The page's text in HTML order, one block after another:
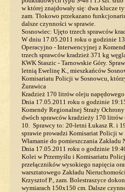
w której znajdowały się: dwa klucze
zam. Tłokowo przekazano
dalsze czynności w sprawie.
Sosnowiec: Ujęto trzech sprawców
W dniu 17.05.2011 roku o godzinie
Operacyjno - Interwencyjnej z
trzech sprawców kradzież 371 kg
KWK Staszic - Tarnowskie Góry.
letnią Ewelinę K., mieszkańców
Komisariatu Policji w Sosnowcu,
Żurawica
Kradzież 170 litrów oleju
Dnia 17.05.2011 roku o godzinie
Komendy Regionalnej Straży
dwóch sprawców kradzieży 170
10. Sprawcy to: 20-letni Łukasz R. i
sprawie prowadzi Komisariat Policji w
Włamanie do pomieszczania Zakładu
Dnia 17.05.2011 roku o godzinie
Kolei w Przemyślu i Komisariatu
przełączników wysokiego napięcia
warsztatowego Zakładu
Krzysztof P., zam. Bolestraszyce
wymiarach 150x150 cm. Dalsze